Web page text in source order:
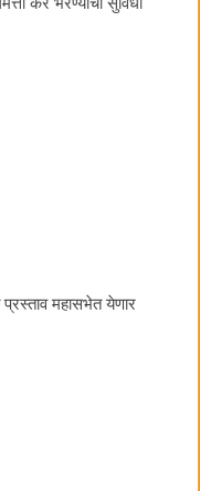
प्रस्ताव महासभेत येणार